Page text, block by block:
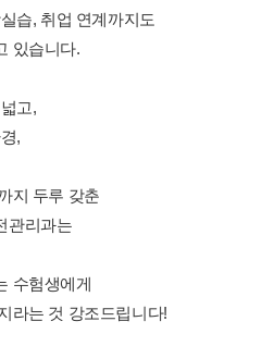
습, 취업 연계까지도
있습니다.
고,
,
지 두루 갖춘
관리과는
수험생에게
라는 것 강조드립니다!